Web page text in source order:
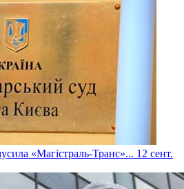
«Магістраль-Транс»... 12 сент.